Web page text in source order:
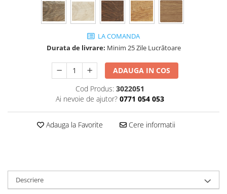
LA COMANDA
Durata de livrare: Minim 25 Zile Lucrătoare
ADAUGA IN COS
Cod Produs: 3022051
Ai nevoie de ajutor? 0771 054 053
Adauga la Favorite Cere informatii
Descriere